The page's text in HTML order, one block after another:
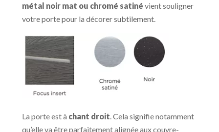
métal noir mat ou chromé satiné vient souligner
votre porte pour la décorer subtilement.
La porte est à chant droit . Cela signifie notamment
qu’elle va être parfaitement alignée aux couvre-